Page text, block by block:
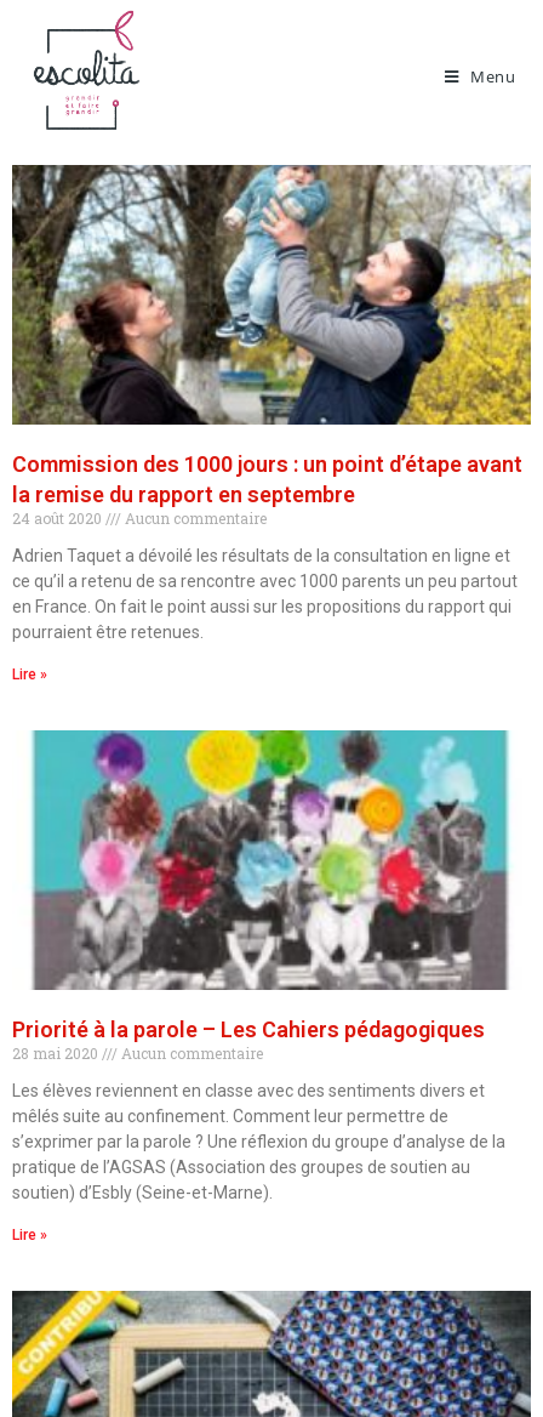
Menu
Commission des 1000 jours : un point d’étape avant
la remise du rapport en septembre
24 août 2020
Aucun commentaire
Adrien Taquet a dévoilé les résultats de la consultation en ligne et
ce qu’il a retenu de sa rencontre avec 1000 parents un peu partout
en France. On fait le point aussi sur les propositions du rapport qui
pourraient être retenues.
Lire »
Priorité à la parole – Les Cahiers pédagogiques
28 mai 2020
Aucun commentaire
Les élèves reviennent en classe avec des sentiments divers et
mêlés suite au confinement. Comment leur permettre de
s’exprimer par la parole ? Une réflexion du groupe d’analyse de la
pratique de l’AGSAS (Association des groupes de soutien au
soutien) d’Esbly (Seine-et-Marne).
Lire »